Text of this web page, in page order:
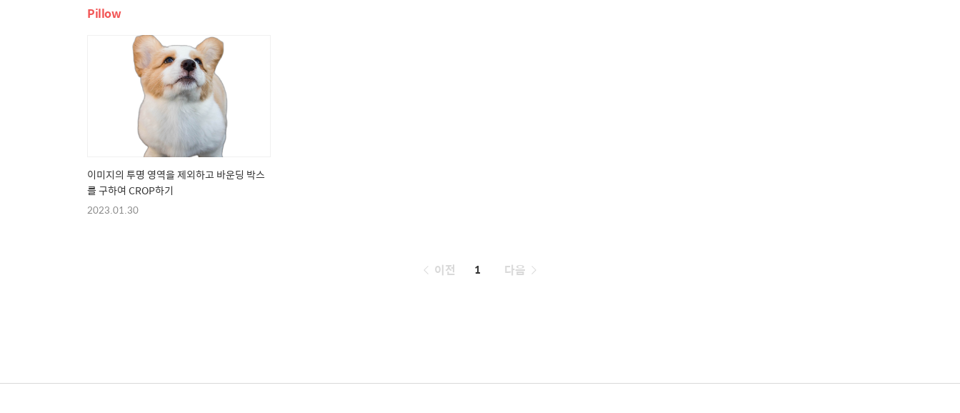
Pillow
이미지의 투명 영역을 제외하고 바운딩 박스
를 구하여 CROP하기
2023.01.30
페
이전 1 다음